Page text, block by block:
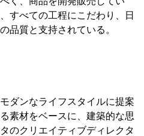
すべての工程にこだわり、日
品質と支持されている。
ダンなライフスタイルに提案
素材をベースに、建築的な思
のクリエイティブディレクタ